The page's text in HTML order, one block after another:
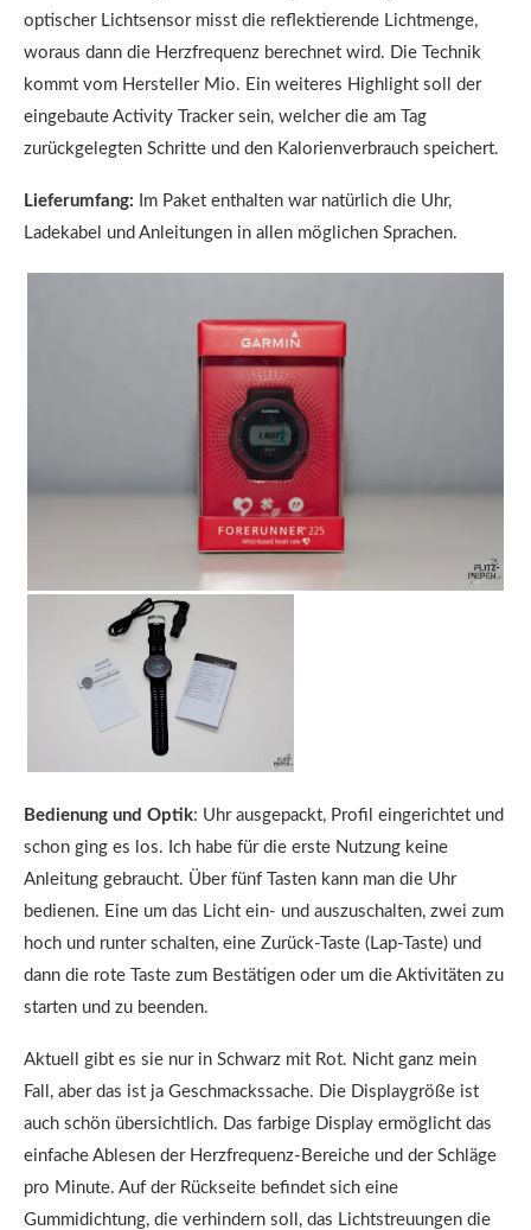
optischer Lichtsensor misst die reflektierende Lichtmenge,
woraus dann die Herzfrequenz berechnet wird. Die Technik
kommt vom Hersteller Mio. Ein weiteres Highlight soll der
eingebaute Activity Tracker sein, welcher die am Tag
zurückgelegten Schritte und den Kalorienverbrauch speichert.
Lieferumfang: Im Paket enthalten war natürlich die Uhr,
Ladekabel und Anleitungen in allen möglichen Sprachen.
Bedienung und Optik: Uhr ausgepackt, Profil eingerichtet und
schon ging es los. Ich habe für die erste Nutzung keine
Anleitung gebraucht. Über fünf Tasten kann man die Uhr
bedienen. Eine um das Licht ein- und auszuschalten, zwei zum
hoch und runter schalten, eine Zurück-Taste (Lap-Taste) und
dann die rote Taste zum Bestätigen oder um die Aktivitäten zu
starten und zu beenden.
Aktuell gibt es sie nur in Schwarz mit Rot. Nicht ganz mein
Fall, aber das ist ja Geschmackssache. Die Displaygröße ist
auch schön übersichtlich. Das farbige Display ermöglicht das
einfache Ablesen der Herzfrequenz-Bereiche und der Schläge
pro Minute. Auf der Rückseite befindet sich eine
Gummidichtung, die verhindern soll, das Lichtstreuungen die